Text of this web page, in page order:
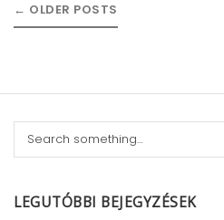
← OLDER POSTS
c
LEGUTÓBBI BEJEGYZÉSEK